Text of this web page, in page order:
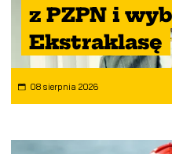
z PZPN i
Ekstraklasę
08 sierpnia 2026